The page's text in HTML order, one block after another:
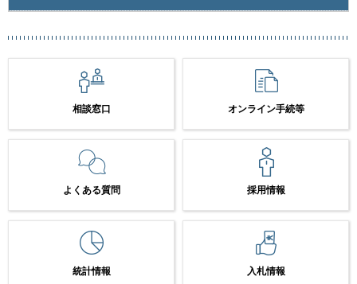
相談窓口 オンライン手続等
よくある質問 採用情報
統計情報 入札情報